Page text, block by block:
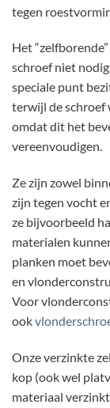
tegen
Het
schroef niet
speciale punt
terwijl de schroef
omdat dit het
vereenvoudigen.
Ze zijn zowel
zijn tegen vocht
ze bijvoorbeeld
materialen
planken moet
en
Voor
ook
Onze verzinkte
kop (ook wel
materiaal